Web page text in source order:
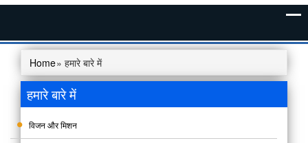
You are here
Home» हमारे बारे में
हमारे बारे में
विजन और मिशन